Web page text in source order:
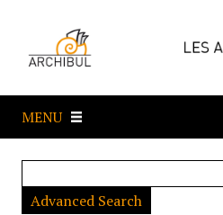
e
a
MENU
Advanced Search